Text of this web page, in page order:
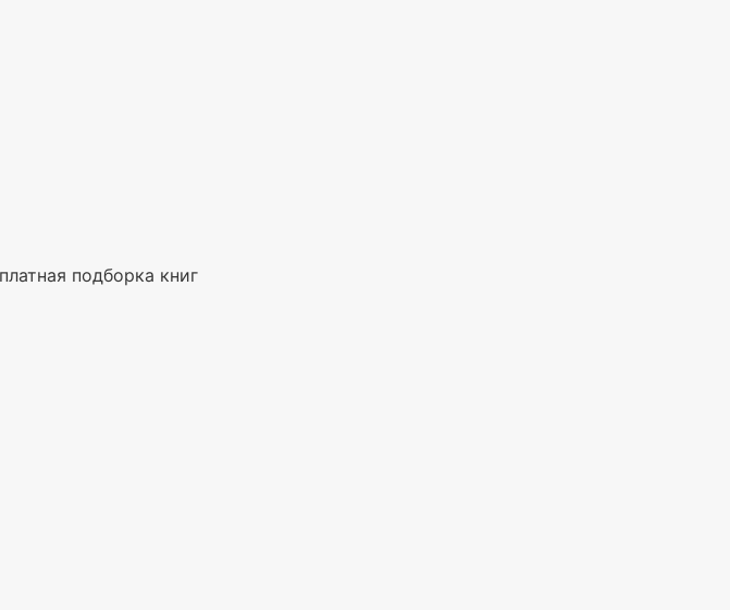
подборка книг